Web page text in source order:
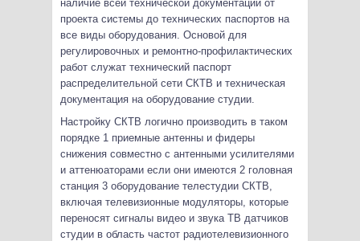
наличие всей технической документации от
проекта системы до технических паспортов на
все виды оборудования. Основой для
регулировочных и ремонтно-профилактических
работ служат технический паспорт
распределительной сети СКТВ и техническая
документация на оборудование студии.
Настройку СКТВ логично производить в таком
порядке 1 приемные антенны и фидеры
снижения совместно с антенными усилителями
и аттенюаторами если они имеются 2 головная
станция 3 оборудование телестудии СКТВ,
включая телевизионные модуляторы, которые
переносят сигналы видео и звука ТВ датчиков
студии в область частот радиотелевизионного